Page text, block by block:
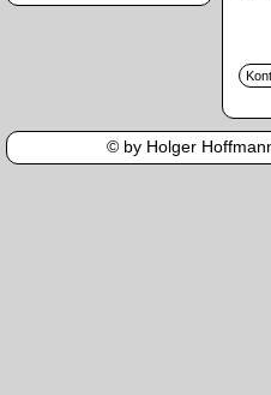
© by Holger